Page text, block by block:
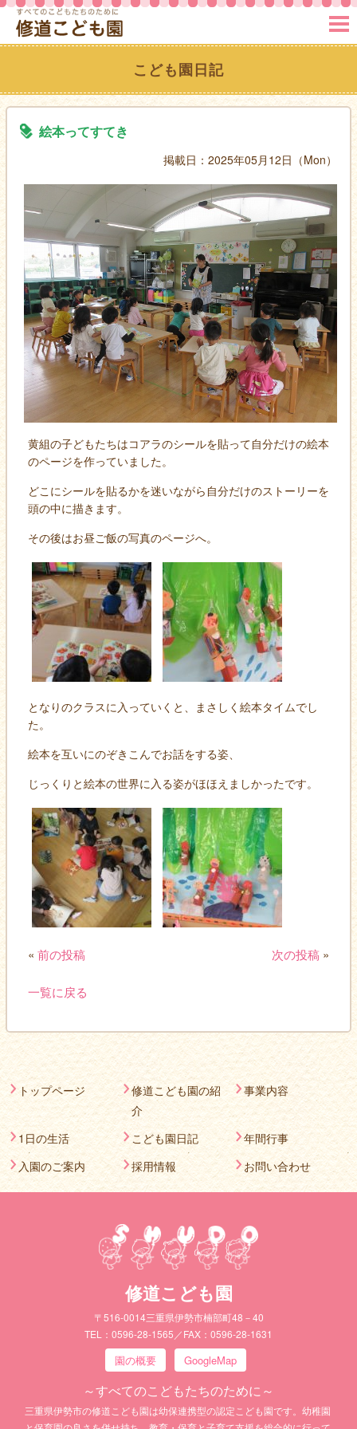
こども園日記
絵本ってすてき
掲載日：2025年05月12日（Mon）
黄組の子どもたちはコアラのシールを貼って自分だけの絵本
のページを作っていました。
どこにシールを貼るかを迷いながら自分だけのストーリーを
頭の中に描きます。
その後はお昼ご飯の写真のページへ。
となりのクラスに入っていくと、まさしく絵本タイムでし
た。
絵本を互いにのぞきこんでお話をする姿、
じっくりと絵本の世界に入る姿がほほえましかったです。
« 前の投稿 次の投稿 »
一覧に戻る
トップページ
修道こども園の紹
介
事業内容
1日の生活 こども園日記
年間行事
入園のご案内
採用情報 お問い合わせ
修道こども園
〒516-0014三重県伊勢市楠部町48－40
TEL：0596-28-1565／FAX：0596-28-1631
園の概要 GoogleMap
～すべてのこどもたちのために～
三重県伊勢市の修道こども園は幼保連携型の認定こども園です。幼稚園